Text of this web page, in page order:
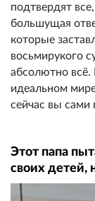
подтвердят
большущая
которые
восьмирукого
абсолютно всё.
идеальном
сейчас вы сами
Этот папа
своих детей,